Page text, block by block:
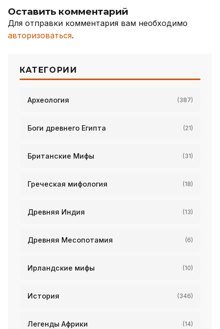
Оставить комментарий
Для отправки комментария вам необходимо
авторизоваться.
КАТЕГОРИИ
Археология (387)
Боги древнего Египта (21)
Британские Мифы (31)
Греческая мифология (18)
Древняя Индия (13)
Древняя Месопотамия (6)
Ирландские мифы (10)
История (346)
Легенды Африки (14)